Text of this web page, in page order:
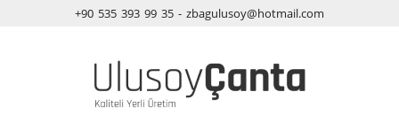
+90 535 393 99 35 - zbagulusoy@hotmail.com